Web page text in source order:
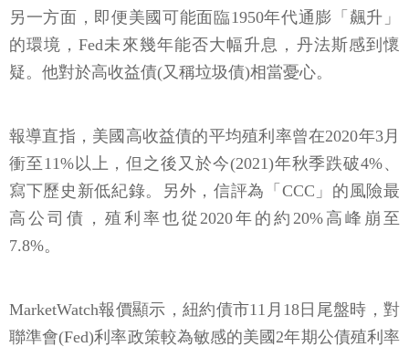
另一方面，即便美國可能面臨1950年代通膨「飆升」
的環境，Fed未來幾年能否大幅升息，丹法斯感到懷
疑。他對於高收益債(又稱垃圾債)相當憂心。
報導直指，美國高收益債的平均殖利率曾在2020年3月
衝至11%以上，但之後又於今(2021)年秋季跌破4%、
寫下歷史新低紀錄。另外，信評為「CCC」的風險最
高公司債，殖利率也從2020年的約20%高峰崩至
7.8%。
MarketWatch報價顯示，紐約債市11月18日尾盤時，對
聯準會(Fed)利率政策較為敏感的美國2年期公債殖利率